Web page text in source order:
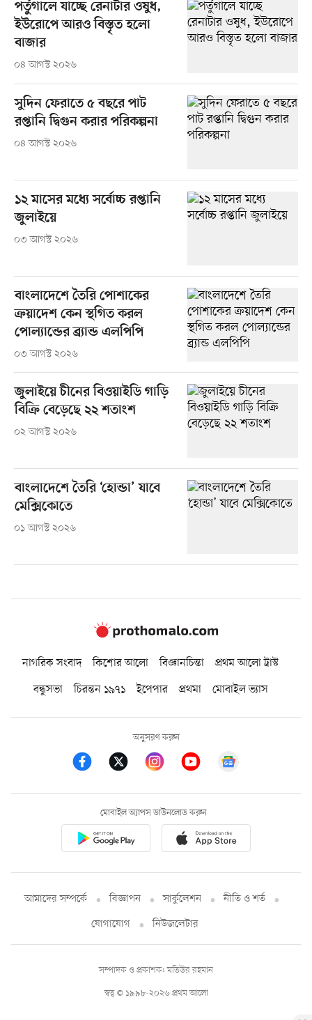
পর্তুগালে যাচ্ছে রেনাটার ওষুধ,
ইউরোপে আরও বিস্তৃত হলো
বাজার
০৪ আগস্ট ২০২৬
সুদিন ফেরাতে ৫ বছরে পাট
রপ্তানি দ্বিগুন করার পরিকল্পনা
০৪ আগস্ট ২০২৬
১২ মাসের মধ্যে সর্বোচ্চ রপ্তানি
জুলাইয়ে
০৩ আগস্ট ২০২৬
বাংলাদেশে তৈরি পোশাকের
ক্রয়াদেশ কেন স্থগিত করল
পোল্যান্ডের ব্র্যান্ড এলপিপি
০৩ আগস্ট ২০২৬
জুলাইয়ে চীনের বিওয়াইডি গাড়ি
বিক্রি বেড়েছে ২২ শতাংশ
০২ আগস্ট ২০২৬
বাংলাদেশে তৈরি ‘হোন্ডা’ যাবে
মেক্সিকোতে
০১ আগস্ট ২০২৬
নাগরিক সংবাদ কিশোর আলো বিজ্ঞানচিন্তা
প্রথম আলো ট্রাস্ট
বন্ধুসভা
চিরন্তন ১৯৭১ ইপেপার প্রথমা মোবাইল ভ্যাস
অনুসরণ করুন
মোবাইল অ্যাপস ডাউনলোড করুন
আমাদের সম্পর্কে বিজ্ঞাপন সার্কুলেশন
নীতি ও শর্ত
যোগাযোগ
নিউজলেটার
স্বত্ব © ১৯৯৮-২০২৬ প্রথম আলো
সম্পাদক ও প্রকাশক: মতিউর রহমান